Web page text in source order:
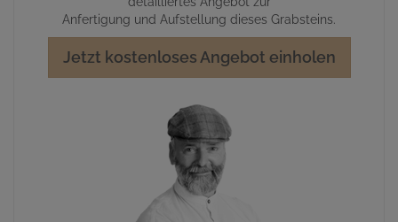
Anfertigung und Aufstellung dieses Grabsteins.
Jetzt kostenloses Angebot einholen